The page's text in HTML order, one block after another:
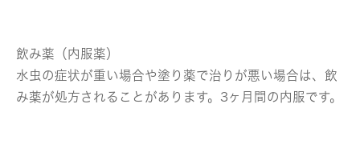
飲み薬（内服薬）
水虫の症状が重い場合や塗り薬で治りが悪い場合は、飲
み薬が処方されることがあります。3ヶ月間の内服です。